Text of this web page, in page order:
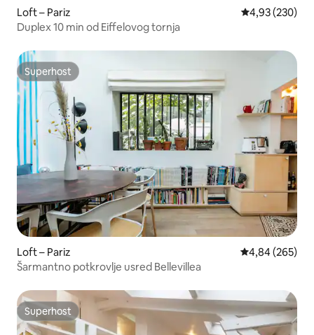
Loft – Pariz Prosječna
4,93 (230)
Duplex 10 min od Eiffelovog tornja
Superhost
Superhost
Loft – Pariz Prosječna
4,84 (265)
Šarmantno potkrovlje usred Bellevillea
Superhost
Superhost